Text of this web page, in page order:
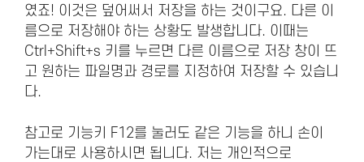
였죠! 이것은 덮어써서 저장을 하는 것이구요. 다른 이
름으로 저장해야 하는 상황도 발생합니다. 이때는
Ctrl+Shift+s 키를 누르면 다른 이름으로 저장 창이 뜨
고 원하는 파일명과 경로를 지정하여 저장할 수 있습니
다.
참고로 기능키 F12를 눌러도 같은 기능을 하니 손이
가는대로 사용하시면 됩니다. 저는 개인적으로